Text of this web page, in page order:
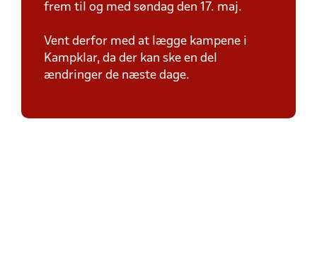
frem til og med søndag den 17. maj.
Vent derfor med at lægge kampene i
Kampklar, da der kan ske en del
ændringer de næste dage.